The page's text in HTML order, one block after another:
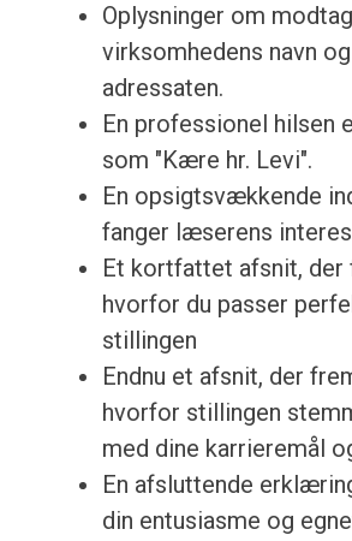
Oplysninger om
virksomhedens navn
adressaten.
En professionel hilsen
som "Kære hr. Levi".
En opsigtsvækkende
fanger læserens
Et kortfattet afsnit, der
hvorfor du passer
stillingen
Endnu et afsnit, der
hvorfor stillingen
med dine karrieremål
En afsluttende
din entusiasme og